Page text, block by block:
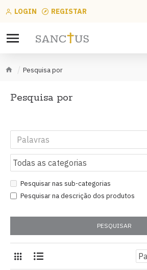
LOGIN REGISTAR
Pesquisa por
Pesquisa por
Pesquisar nas sub-categorias
Pesquisar na descrição dos produtos
PESQUISAR